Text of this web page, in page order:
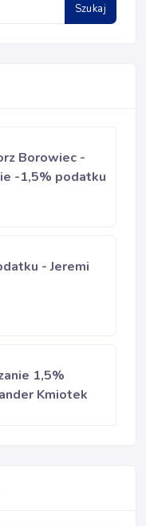
Szukaj
Borowiec -
-1,5% podatku
- Jeremi
1,5%
Kmiotek